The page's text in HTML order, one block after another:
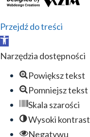
Przejdź do treści
Otwórz
pasek
narzędzi
Narzędzia dostępności
Powiększ tekst
Pomniejsz tekst
Skala szarości
Wysoki kontrast
Negatywu